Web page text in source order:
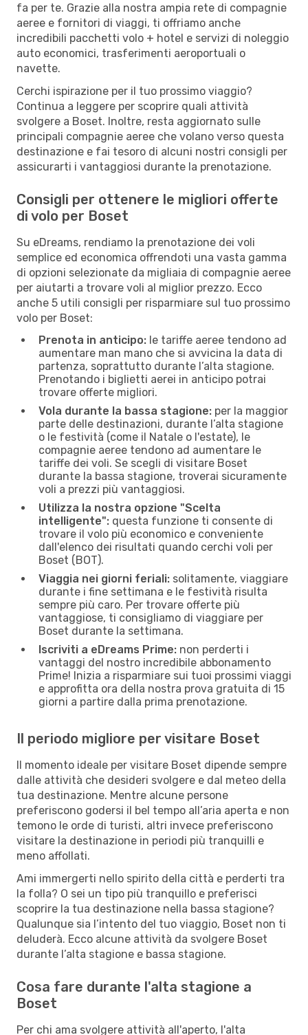
fa per te. Grazie alla nostra ampia rete di compagnie
aeree e fornitori di viaggi, ti offriamo anche
incredibili pacchetti volo + hotel e servizi di noleggio
auto economici, trasferimenti aeroportuali o
navette.
Cerchi ispirazione per il tuo prossimo viaggio?
Continua a leggere per scoprire quali attività
svolgere a Boset. Inoltre, resta aggiornato sulle
principali compagnie aeree che volano verso questa
destinazione e fai tesoro di alcuni nostri consigli per
assicurarti i vantaggiosi durante la prenotazione.
Consigli per ottenere le migliori offerte
di volo per Boset
Su eDreams, rendiamo la prenotazione dei voli
semplice ed economica offrendoti una vasta gamma
di opzioni selezionate da migliaia di compagnie aeree
per aiutarti a trovare voli al miglior prezzo. Ecco
anche 5 utili consigli per risparmiare sul tuo prossimo
volo per Boset:
Prenota in anticipo: le tariffe aeree tendono ad
aumentare man mano che si avvicina la data di
partenza, soprattutto durante l’alta stagione.
Prenotando i biglietti aerei in anticipo potrai
trovare offerte migliori.
Vola durante la bassa stagione: per la maggior
parte delle destinazioni, durante l’alta stagione
o le festività (come il Natale o l'estate), le
compagnie aeree tendono ad aumentare le
tariffe dei voli. Se scegli di visitare Boset
durante la bassa stagione, troverai sicuramente
voli a prezzi più vantaggiosi.
Utilizza la nostra opzione "Scelta
intelligente": questa funzione ti consente di
trovare il volo più economico e conveniente
dall'elenco dei risultati quando cerchi voli per
Boset (BOT).
Viaggia nei giorni feriali: solitamente, viaggiare
durante i fine settimana e le festività risulta
sempre più caro. Per trovare offerte più
vantaggiose, ti consigliamo di viaggiare per
Boset durante la settimana.
Iscriviti a eDreams Prime: non perderti i
vantaggi del nostro incredibile abbonamento
Prime! Inizia a risparmiare sui tuoi prossimi viaggi
e approfitta ora della nostra prova gratuita di 15
giorni a partire dalla prima prenotazione.
Il periodo migliore per visitare Boset
Il momento ideale per visitare Boset dipende sempre
dalle attività che desideri svolgere e dal meteo della
tua destinazione. Mentre alcune persone
preferiscono godersi il bel tempo all’aria aperta e non
temono le orde di turisti, altri invece preferiscono
visitare la destinazione in periodi più tranquilli e
meno affollati.
Ami immergerti nello spirito della città e perderti tra
la folla? O sei un tipo più tranquillo e preferisci
scoprire la tua destinazione nella bassa stagione?
Qualunque sia l’intento del tuo viaggio, Boset non ti
deluderà. Ecco alcune attività da svolgere Boset
durante l’alta stagione e bassa stagione.
Cosa fare durante l'alta stagione a
Boset
Per chi ama svolgere attività all'aperto, l'alta